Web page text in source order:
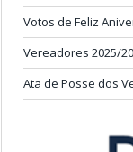
Votos de Feliz
Vereadores 2025/
Ata de Posse dos